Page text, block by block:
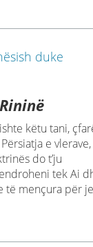
këtu tani,
e vlerave,
do t’ju
tek Ai
të mençura për